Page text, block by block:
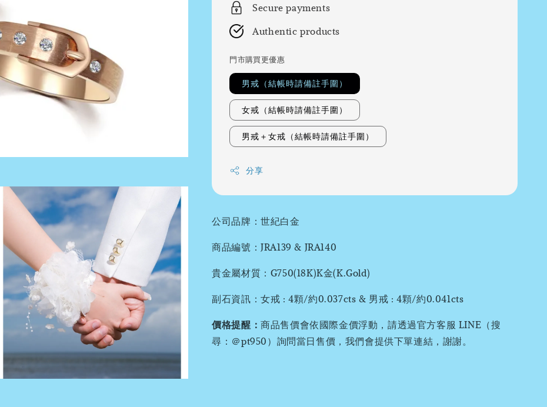
Secure payments
Authentic products
門市購買更優惠
男戒（結帳時請備註手圍）
女戒（結帳時請備註手圍）
男戒＋女戒（結帳時請備註手圍）
分享
公司品牌：世紀白金
商品編號：JRA139 & JRA140
貴金屬材質：G750(18K)K金(K.Gold)
副石資訊：女戒 : 4顆/約0.037cts & 男戒 : 4顆/約0.041cts
價格提醒：商品售價會依國際金價浮動，請透過官方客服 LINE（搜
尋：＠pt950）詢問當日售價，我們會提供下單連結，謝謝。